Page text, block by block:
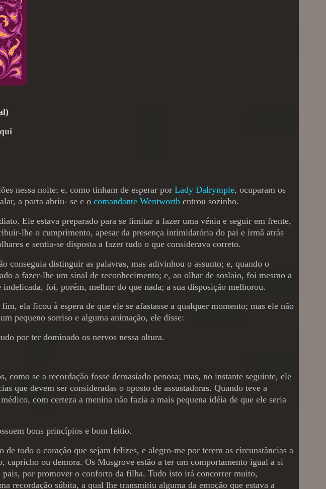
nessa noite; e, como tinham de esperar por Lady Dalrymple, ocuparam os
a porta abriu- se e o comandante Wentworth entrou sozinho.
Ele estava preparado para se limitar a fazer uma vénia e seguir em frente,
lhe o cumprimento, apesar da presença intimidatória do pai e irmã atrás
e sentia-se disposta a fazer tudo o que considerava correto.
conseguia distinguir as palavras, mas adivinhou o assunto; e, quando o
a fazer-lhe um sinal de reconhecimento; e, ao olhar de soslaio, foi mesmo a
foi, porém, melhor do que nada; a sua disposição melhorou.
ela ficou à espera de que ele se afastasse a qualquer momento; mas ele não
pequeno sorriso e alguma animação, ele disse:
por ter dominado os nervos nessa altura.
se a recordação fosse demasiado penosa; mas, no instante seguinte, ele
que devem ser consideradas o oposto de assustadoras. Quando teve a
com certeza a menina não fazia a mais pequena idéia de que ele seria
bons princípios e bom feitio.
todo o coração que sejam felizes, e alegro-me por terem as circunstâncias a
capricho ou demora. Os Musgrove estão a ter um comportamento igual a si
pais, por promover o conforto da filha. Tudo isto irá concorrer muito,
recordação súbita, a qual lhe transmitiu alguma da emoção que estava a